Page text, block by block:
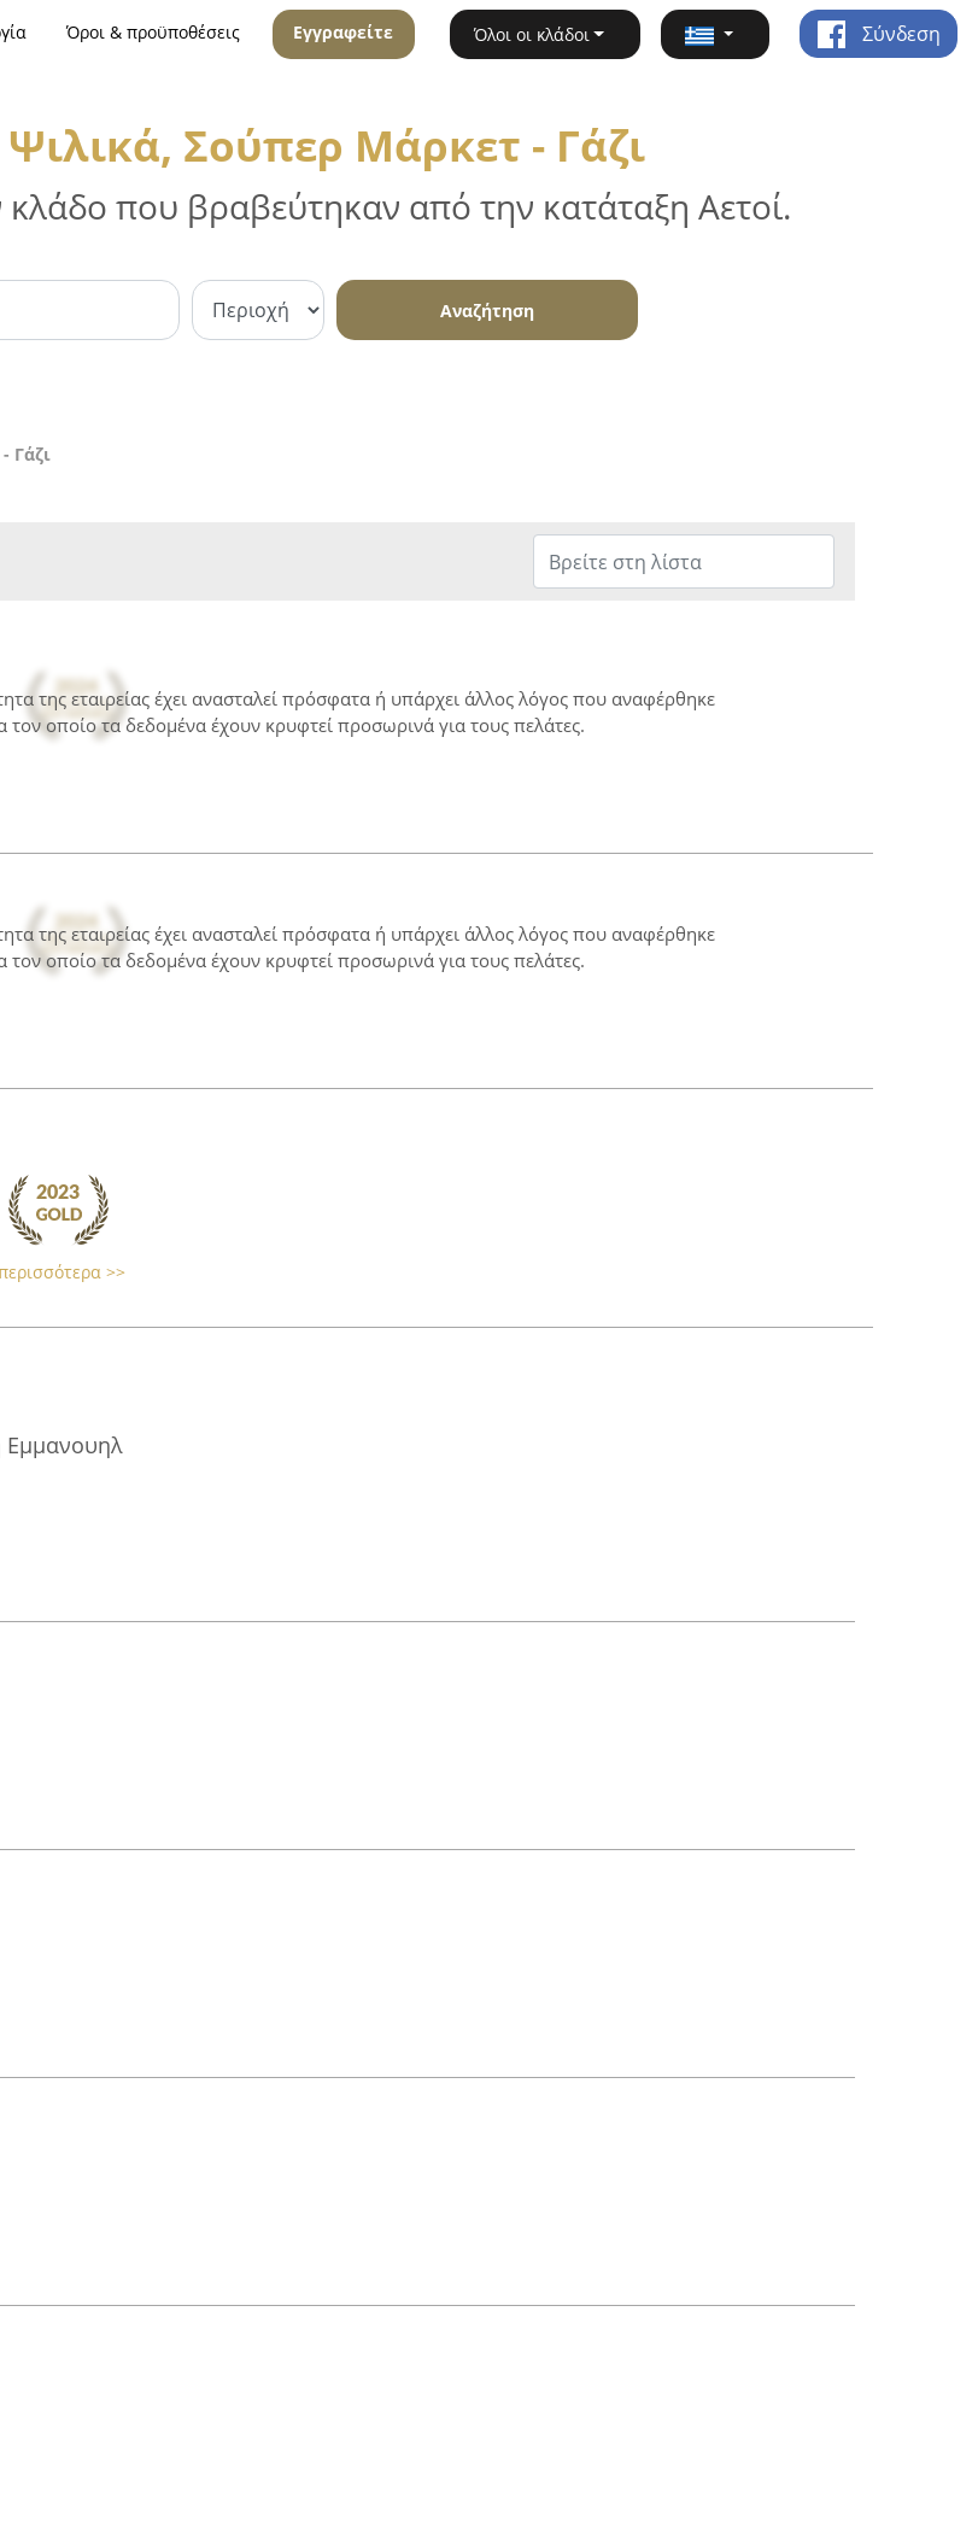
Όροι & προϋποθέσεις Εγγραφείτε Όλοι οι κλάδοι Σύνδεση
Σούπερ Μάρκετ - Γάζι
κλάδο που βραβεύτηκαν από την κατάταξη Αετοί.
Αναζήτηση
Γάζι
της εταιρείας έχει ανασταλεί πρόσφατα ή υπάρχει άλλος λόγος που αναφέρθηκε
τον οποίο τα δεδομένα έχουν κρυφτεί προσωρινά για τους πελάτες.
της εταιρείας έχει ανασταλεί πρόσφατα ή υπάρχει άλλος λόγος που αναφέρθηκε
τον οποίο τα δεδομένα έχουν κρυφτεί προσωρινά για τους πελάτες.
>>
Εμμανουηλ